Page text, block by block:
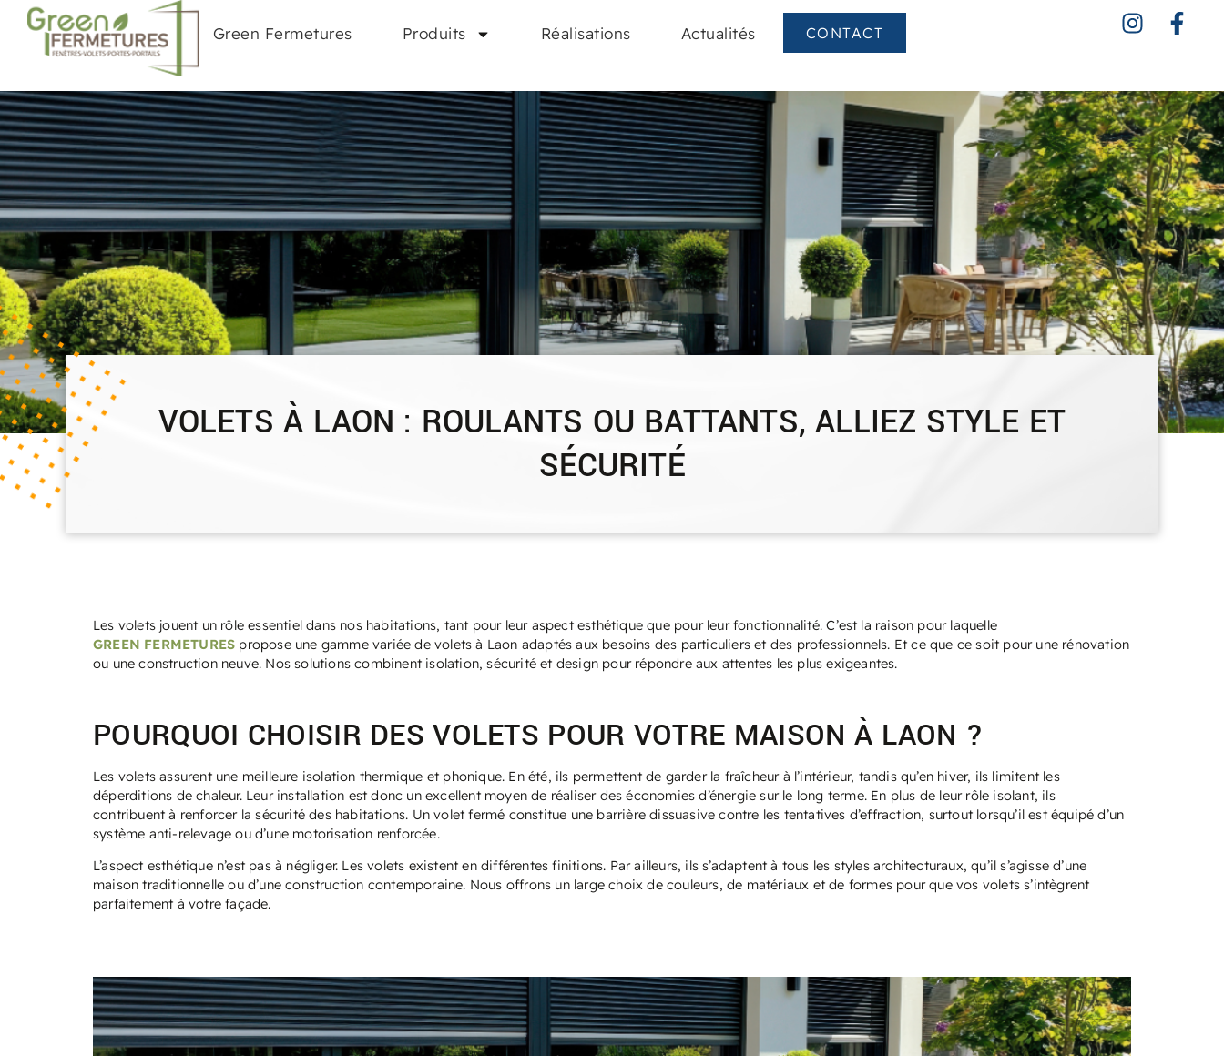
Green Fermetures Produits Réalisations Actualités CONTACT
VOLETS À LAON : ROULANTS OU BATTANTS, ALLIEZ STYLE ET
SÉCURITÉ
Les volets jouent un rôle essentiel dans nos habitations, tant pour leur aspect esthétique que pour leur fonctionnalité. C’est la raison pour laquelle
GREEN FERMETURES propose une gamme variée de volets à Laon adaptés aux besoins des particuliers et des professionnels. Et ce que ce soit pour une rénovation
ou une construction neuve. Nos solutions combinent isolation, sécurité et design pour répondre aux attentes les plus exigeantes.
POURQUOI CHOISIR DES VOLETS POUR VOTRE MAISON À LAON ?
Les volets assurent une meilleure isolation thermique et phonique. En été, ils permettent de garder la fraîcheur à l’intérieur, tandis qu’en hiver, ils limitent les
déperditions de chaleur. Leur installation est donc un excellent moyen de réaliser des économies d’énergie sur le long terme. En plus de leur rôle isolant, ils
contribuent à renforcer la sécurité des habitations. Un volet fermé constitue une barrière dissuasive contre les tentatives d’effraction, surtout lorsqu’il est équipé d’un
système anti-relevage ou d’une motorisation renforcée.
L’aspect esthétique n’est pas à négliger. Les volets existent en différentes finitions. Par ailleurs, ils s’adaptent à tous les styles architecturaux, qu’il s’agisse d’une
maison traditionnelle ou d’une construction contemporaine. Nous offrons un large choix de couleurs, de matériaux et de formes pour que vos volets s’intègrent
parfaitement à votre façade.